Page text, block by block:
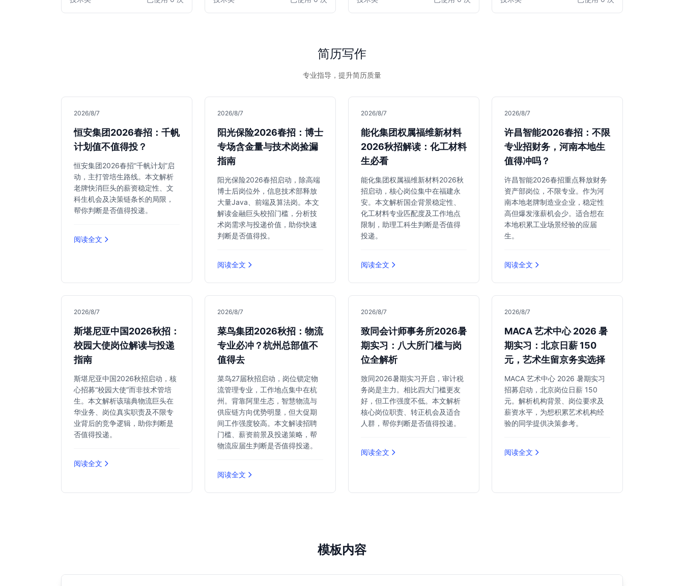
力，强调可迁移技能，帮助您在激烈
的竞争中脱颖而出，成功转型云计算
内容结构清晰，突出项目经验、技术
专长和解决问题能力。无论是资深工
此模板高效展示核心竞争力，助力您
突出量化成果，助力AI领域专业人士
脱颖而出。适用于有志于在大模型、
设计注重突出技术能力、项目经验和
游戏开发成果，结构清晰，排版专
简历写作
专业指导，提升简历质量
2026/8/7
恒安集团2026春招：千帆
计划值不值得投？
恒安集团2026春招“千帆计划”启
动，主打管培生路线。本文解析
老牌快消巨头的薪资稳定性、文
科生机会及决策链条长的局限，
帮你判断是否值得投递。
阅读全文
2026/8/7
阳光保险2026春招：博士
专场含金量与技术岗捡漏
指南
阳光保险2026春招启动，除高端
博士后岗位外，信息技术部释放
大量Java、前端及算法岗。本文
解读金融巨头校招门槛，分析技
术岗需求与投递价值，助你快速
判断是否值得投。
阅读全文
2026/8/7
能化集团权属福维新材料
2026秋招解读：化工材料
生必看
能化集团权属福维新材料2026秋
招启动，核心岗位集中在福建永
安。本文解析国企背景稳定性、
化工材料专业匹配度及工作地点
限制，助理工科生判断是否值得
投递。
阅读全文
2026/8/7
许昌智能2026春招：不限
专业招财务，河南本地生
值得冲吗？
许昌智能2026春招重点释放财务
资产部岗位，不限专业。作为河
南本地老牌制造业企业，稳定性
高但爆发涨薪机会少。适合想在
本地积累工业场景经验的应届
生。
阅读全文
2026/8/7
斯堪尼亚中国2026秋招：
校园大使岗位解读与投递
指南
斯堪尼亚中国2026秋招启动，核
心招募“校园大使”而非技术管培
生。本文解析该瑞典物流巨头在
华业务、岗位真实职责及不限专
业背后的竞争逻辑，助你判断是
否值得投递。
阅读全文
2026/8/7
菜鸟集团2026秋招：物流
专业必冲？杭州总部值不
值得去
菜鸟27届秋招启动，岗位锁定物
流管理专业，工作地点集中在杭
州。背靠阿里生态，智慧物流与
供应链方向优势明显，但大促期
间工作强度较高。本文解读招聘
门槛、薪资前景及投递策略，帮
物流应届生判断是否值得投递。
阅读全文
2026/8/7
致同会计师事务所2026暑
期实习：八大所门槛与岗
位全解析
致同2026暑期实习开启，审计税
务岗是主力。相比四大门槛更友
好，但工作强度不低。本文解析
核心岗位职责、转正机会及适合
人群，帮你判断是否值得投递。
阅读全文
2026/8/7
MACA 艺术中心 2026 暑
期实习：北京日薪 150
元，艺术生留京务实选择
MACA 艺术中心 2026 暑期实习
招募启动，北京岗位日薪 150
元。解析机构背景、岗位要求及
薪资水平，为想积累艺术机构经
验的同学提供决策参考。
阅读全文
模板内容